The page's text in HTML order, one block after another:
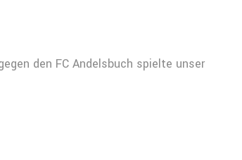
den FC Andelsbuch spielte unser